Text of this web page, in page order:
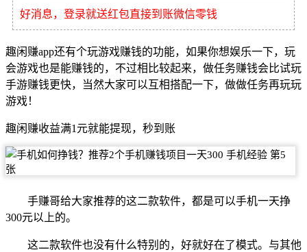
好消息，登录就送红包直接到账微信零钱
趣闲赚app还有个玩游戏赚钱的功能，如果你想娱乐一下，玩
会游戏也是能赚钱的，不过相比较起来，做任务赚钱会比试玩
手游赚钱更快，当然大家可以互相搭配一下，做做任务再玩玩
游戏！
趣闲赚收益满1元就能提现，秒到账
手赚哥给大家推荐的这二款软件，都是可以手机一天挣
300元以上的。
这二款软件也没有什么特别的，好就好在了模式。与其他